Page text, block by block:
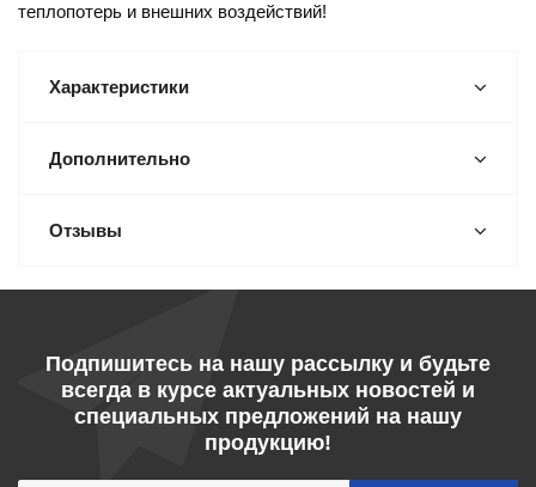
теплопотерь и внешних воздействий!
Характеристики
Дополнительно
Отзывы
Подпишитесь на нашу рассылку и будьте
всегда в курсе актуальных новостей и
специальных предложений на нашу
продукцию!